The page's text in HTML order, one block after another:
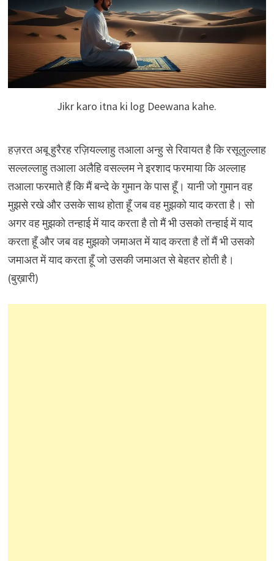
Jikr karo itna ki log Deewana kahe.
हज़रत अबू हुरैरह रज़ियल्लाहु तआला अन्हु से रिवायत है कि रसूलुल्लाह
सल्लल्लाहु तआला अलैहि वसल्लम ने इरशाद फरमाया कि अल्लाह
तआला फरमाते हैं कि मैं बन्दे के गुमान के पास हूँ। यानी जो गुमान वह
मुझसे रखे और उसके साथ होता हूँ जब वह मुझको याद करता है। सो
अगर वह मुझको तन्हाई में याद करता है तो मैं भी उसको तन्हाई में याद
करता हूँ और जब वह मुझको जमाअत में याद करता है तों मैं भी उसको
जमाअत में याद करता हूँ जो उसकी जमाअत से बेहतर होती है।
(बुख़ारी)